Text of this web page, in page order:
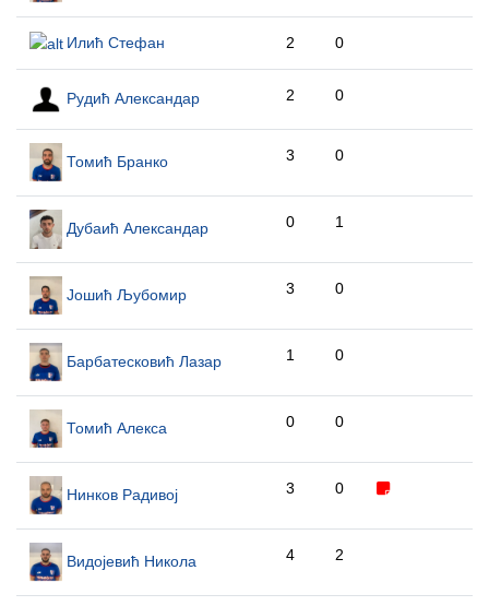
Илић Стефан 2 0
Рудић Александар 2 0
Томић Бранко 3 0
Дубаић Александар 0 1
Јошић Љубомир 3 0
Барбатесковић Лазар 1 0
Томић Алекса 0 0
Нинков Радивој 3 0
Видојевић Никола 4 2